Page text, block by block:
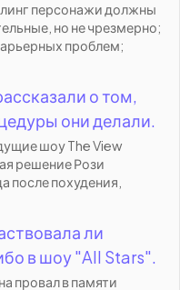
персонажи должны
но не чрезмерно;
проблем;
о том,
они делали.
шоу The View
решение Рози
после похудения,
ли
в шоу "All Stars".
провал в памяти